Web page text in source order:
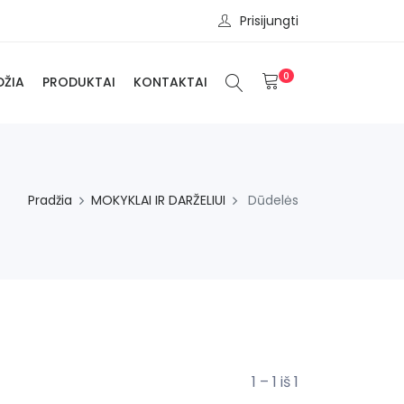
Prisijungti
PRODUKTAI KONTAKTAI 0
Pradžia MOKYKLAI IR DARŽELIUI Dūdelės
1 – 1 iš 1